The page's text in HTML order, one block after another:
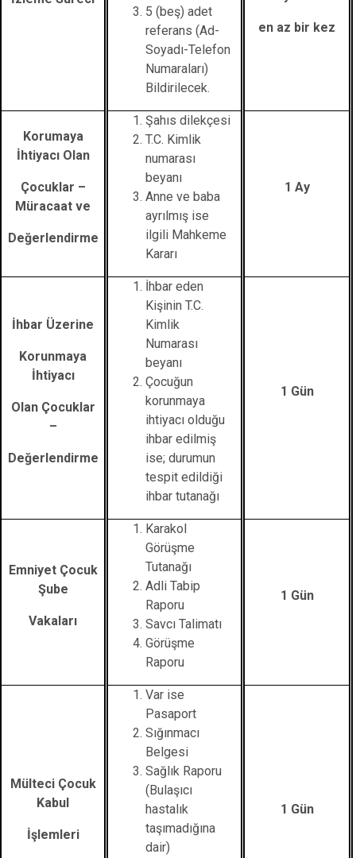
5 (beş) adet
referans (Ad-
Soyadı-Telefon
Numaraları)
Bildirilecek.
en az bir kez
Korumaya
İhtiyacı Olan
Çocuklar –
Müracaat ve
Değerlendirme
Şahıs dilekçesi
T.C. Kimlik
numarası
beyanı
Anne ve baba
ayrılmış ise
ilgili Mahkeme
Kararı
1 Ay
İhbar Üzerine
Korunmaya
İhtiyacı
Olan Çocuklar
–
Değerlendirme
İhbar eden
Kişinin T.C.
Kimlik
Numarası
beyanı
Çocuğun
korunmaya
ihtiyacı olduğu
ihbar edilmiş
ise; durumun
tespit edildiği
ihbar tutanağı
1 Gün
Emniyet Çocuk
Şube
Vakaları
Karakol
Görüşme
Tutanağı
Adli Tabip
Raporu
Savcı Talimatı
Görüşme
Raporu
1 Gün
Mülteci Çocuk
Kabul
İşlemleri
Var ise
Pasaport
Sığınmacı
Belgesi
Sağlık Raporu
(Bulaşıcı
hastalık
taşımadığına
dair)
1 Gün